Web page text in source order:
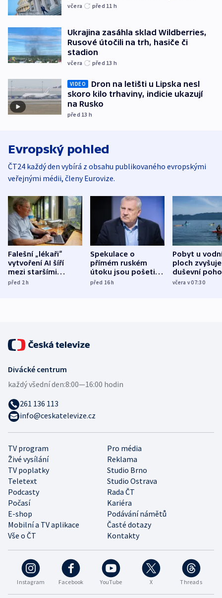
včera před 11 h
Ukrajina zasáhla sklad Wildberries,
Rusové útočili na trh, hasiče či
stadion
včera před 13 h
VIDEO
Dron na letišti u Lipska nesl
skoro kilo trhaviny, indicie ukazují
na Rusko
před 13 h
Evropský pohled
ČT24 každý den vybírá z obsahu publikovaného evropskými
veřejnými médii, členy Eurovize.
Falešní „lékaři“
vytvoření AI šíří
mezi staršími
Poláky nebezpečné
před 2h
Spekulace o
přímém ruském
útoku jsou pošetilé,
míní estonský
před 16h
Pobyt u
ploch zvyšuje
duševní
ukázala
včera v 07:30
Instagram Facebook YouTube X Threads
TV program
Pro média
Živé vysílání
Reklama
TV poplatky
Studio Brno
Teletext
Studio Ostrava
Podcasty
Rada ČT
Počasí
Kariéra
E-shop
Podávání námětů
Mobilní a TV aplikace
Časté dotazy
Vše o ČT
Kontakty
Divácké centrum
každý všední den:8:00—16:00 hodin
261 136 113
info@ceskatelevize.cz